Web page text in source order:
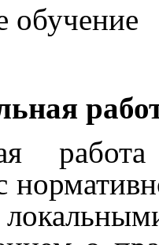
обучение